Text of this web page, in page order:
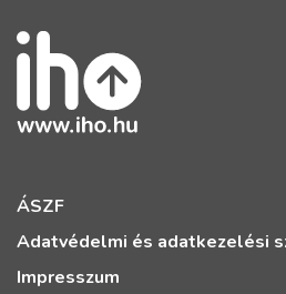
ÁSZF
Adatvédelmi és adatkezelési
Impresszum